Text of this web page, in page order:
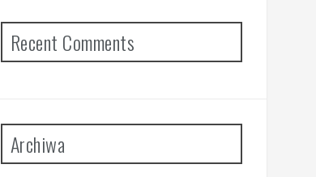
Recent Comments
Archiwa